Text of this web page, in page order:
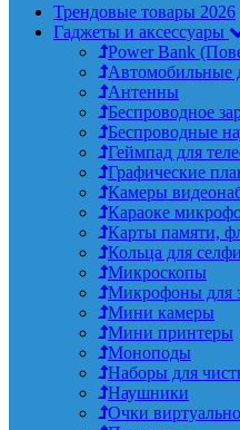
Трендовые товары 2026
Гаджеты и аксессуары
Power Bank
Автомобильные
Антенны
Беспроводное
Беспроводные
Геймпад для
Графические
Камеры
Караоке
Карты памяти,
Кольца для селфи
Микроскопы
Микрофоны для
Мини камеры
Мини принтеры
Моноподы
Наборы для
Наушники
Очки